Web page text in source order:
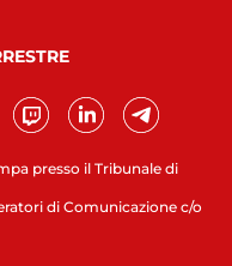
presso il Tribunale di
di Comunicazione c/o